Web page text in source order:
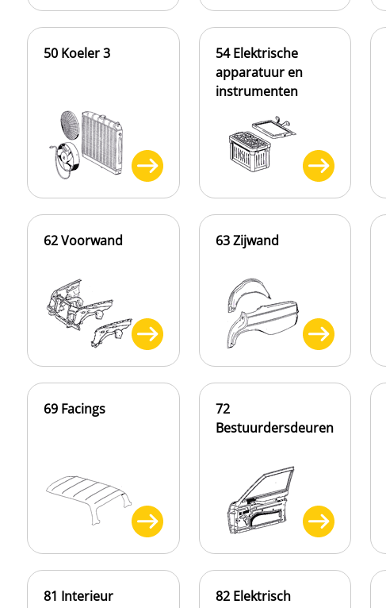
50 Koeler 3
54 Elektrische
apparatuur en
instrumenten
62 Voorwand 63 Zijwand
69 Facings
72
Bestuurdersdeuren
81 Interieur
82 Elektrisch